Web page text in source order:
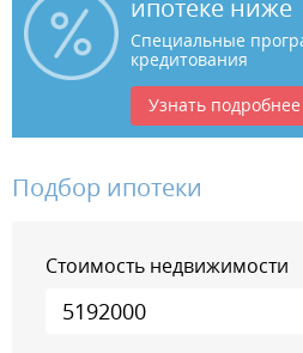
ипотеке ниже
Специальные
кредитования
Узнать подробнее
Подбор ипотеки
Стоимость недвижимости